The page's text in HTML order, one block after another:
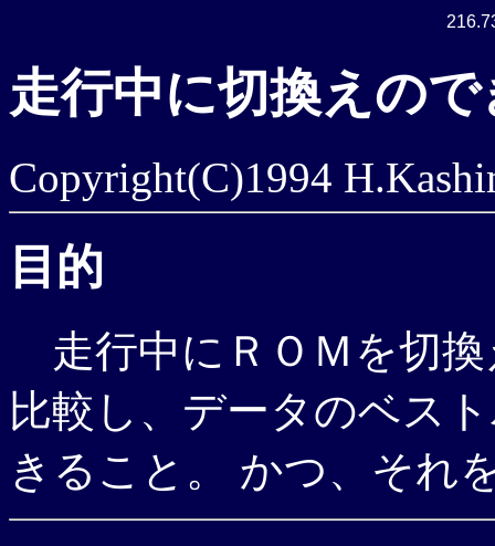
走行中に切換えの
Copyright(C)1994
目的
走行中にＲＯＭを切
比較し、データのベス
きること。 かつ、それ